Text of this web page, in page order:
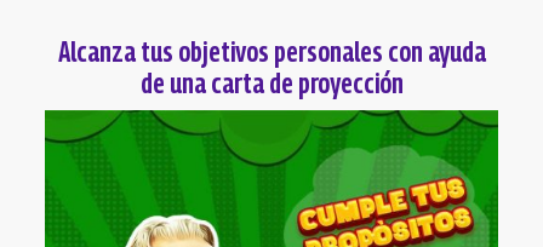
Alcanza tus objetivos personales con ayuda
de una carta de proyección